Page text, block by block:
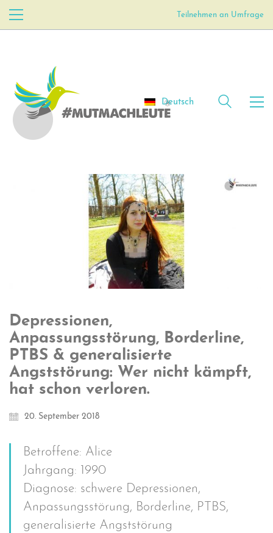
Teilnehmen an Umfrage
Deutsch
Depressionen,
Anpassungsstörung, Borderline,
PTBS & generalisierte
Angststörung: Wer nicht kämpft,
hat schon verloren.
20. September 2018
Betroffene: Alice
Jahrgang: 1990
Diagnose: schwere Depressionen,
Anpassungsstörung, Borderline, PTBS,
generalisierte Angststörung